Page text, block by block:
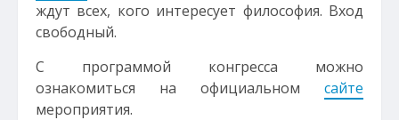
ждут всех, кого интересует философия. Вход
свободный.
С программой конгресса можно
ознакомиться на официальном сайте
мероприятия.